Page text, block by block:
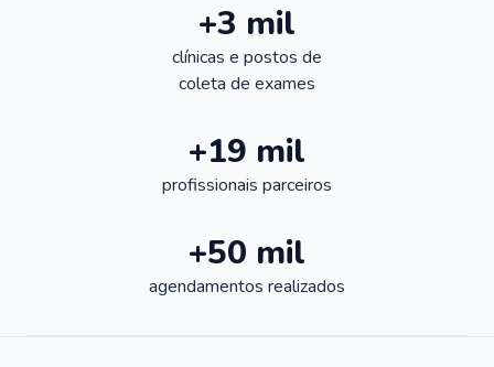
+3 mil
clínicas e postos de
coleta de exames
+19 mil
profissionais parceiros
+50 mil
agendamentos realizados